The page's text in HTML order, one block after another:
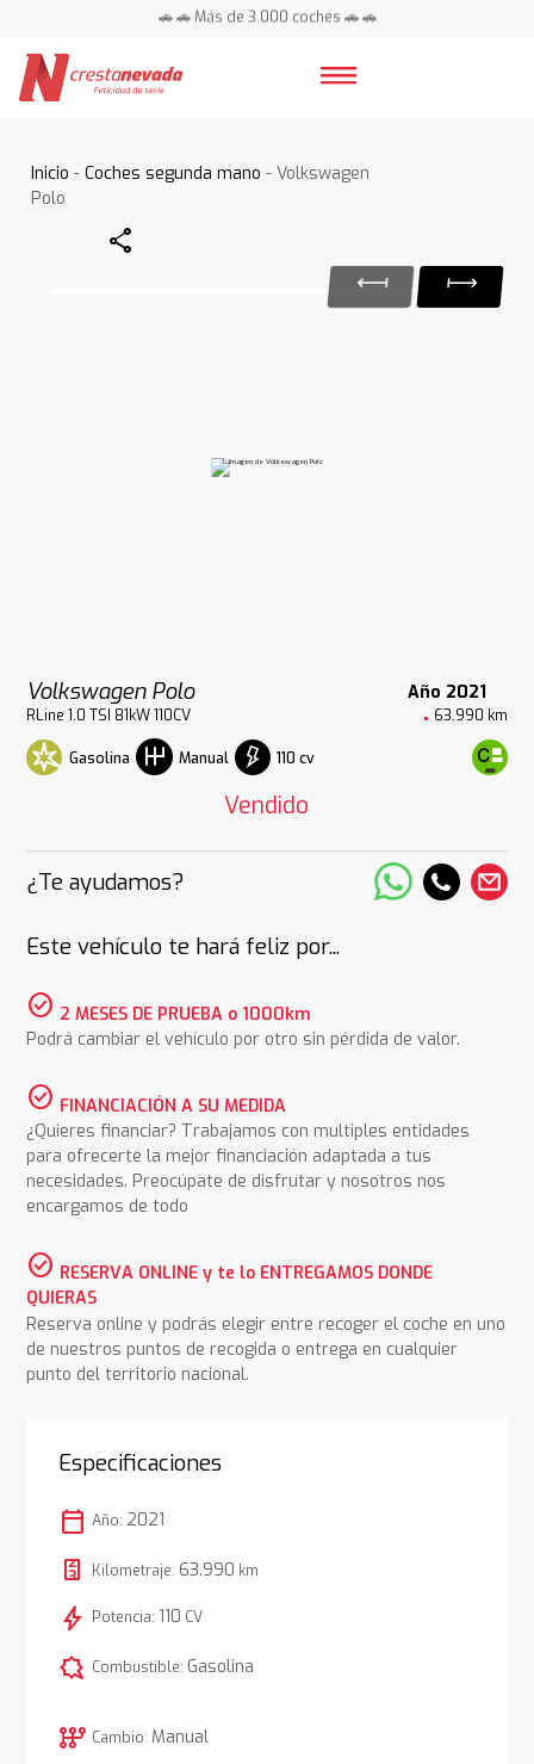
🚗 🚗 Más de 3.000 coches 🚗 🚗
Inicio -Coches segunda mano - Volkswagen
Polo
Share
Volkswagen Polo Año 2021
RLine 1.0 TSI 81kW 110CV 63.990 km
Gasolina Manual 110 cv
Vendido
¿Te ayudamos?
Este vehículo te hará feliz por...
check_circle 2 MESES DE PRUEBA o 1000km
Podrá cambiar el vehículo por otro sin pérdida de valor.
check_circle FINANCIACIÓN A SU MEDIDA
¿Quieres financiar? Trabajamos con multiples entidades
para ofrecerte la mejor financiación adaptada a tus
necesidades. Preocúpate de disfrutar y nosotros nos
encargamos de todo
check_circle RESERVA ONLINE y te lo ENTREGAMOS DONDE
QUIERAS
Reserva online y podrás elegir entre recoger el coche en uno
de nuestros puntos de recogida o entrega en cualquier
punto del territorio nacional.
Especificaciones
calendar_today Año: 2021
Kilometraje: 63.990 km
bolt Potencia: 110 CV
comic_bubble Combustible: Gasolina
auto_transmission Cambio: Manual